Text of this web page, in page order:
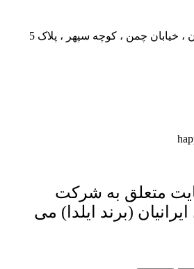
خیابان چمن ، کوچه سپهر ، پلاک 5
متعلق به شرکت
(برند ایلدا) می